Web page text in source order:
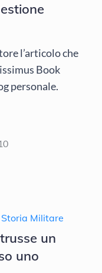
l’articolo che
Book
personale.
Storia Militare
un
uno